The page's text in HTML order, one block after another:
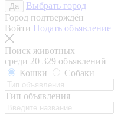
Да
Выбрать город
Город подтверждён
Войти Подать объявление
Поиск животных
среди 20 329 объявлений
Кошки
Собаки
Тип объявления